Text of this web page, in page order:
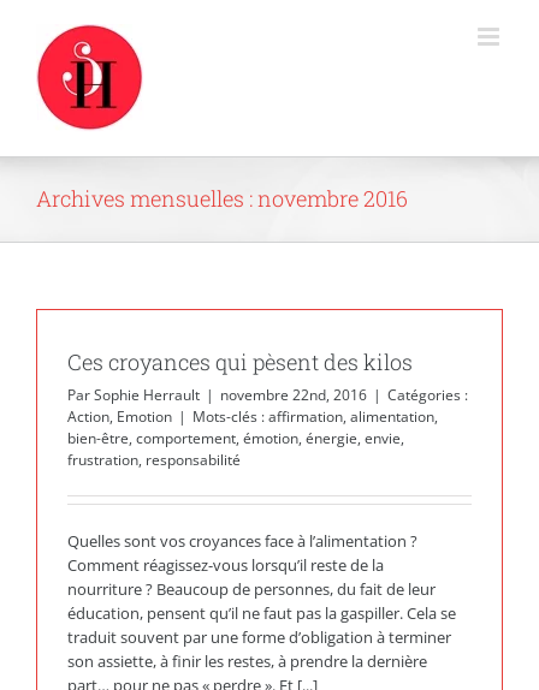
contenu
Archives mensuelles :novembre 2016
Ces croyances qui pèsent des kilos
ParSophie Herrault | novembre 22nd, 2016 | Catégories :
Action, Emotion | Mots-clés :affirmation, alimentation,
bien-être, comportement, émotion, énergie, envie,
frustration, responsabilité
Quelles sont vos croyances face à l’alimentation ?
Comment réagissez-vous lorsqu’il reste de la
nourriture ? Beaucoup de personnes, du fait de leur
éducation, pensent qu’il ne faut pas la gaspiller. Cela se
traduit souvent par une forme d’obligation à terminer
son assiette, à finir les restes, à prendre la dernière
part… pour ne pas « perdre ». Et [...]